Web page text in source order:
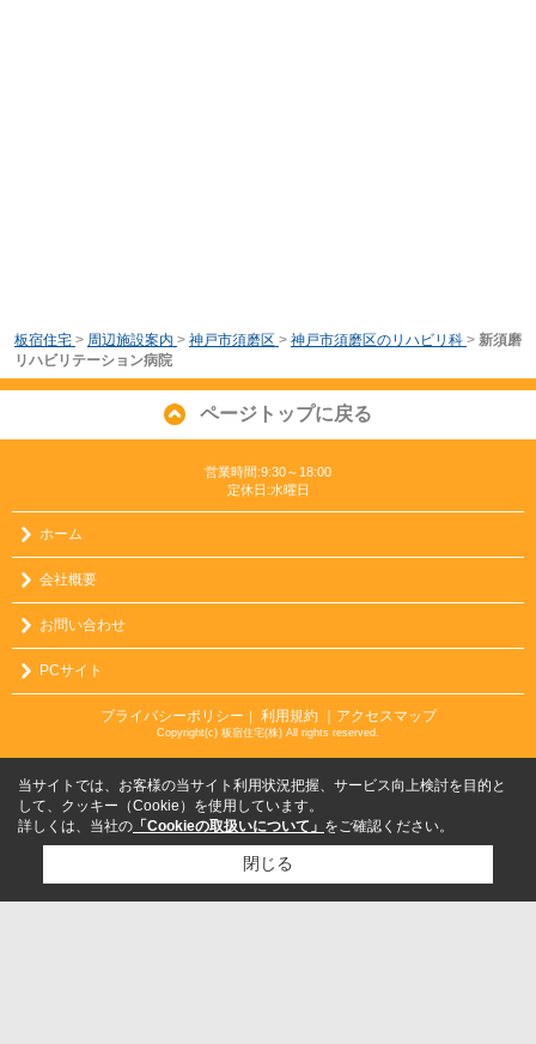
板宿住宅 > 周辺施設案内 > 神戸市須磨区 > 神戸市須磨区のリハビリ科 > 新須磨
リハビリテーション病院
ページトップに戻る
営業時間:9:30～18:00
定休日:水曜日
ホーム
会社概要
お問い合わせ
PCサイト
プライバシーポリシー ｜ 利用規約 ｜アクセスマップ
Copyright(c) 板宿住宅(株) All rights reserved.
当サイトでは、お客様の当サイト利用状況把握、サービス向上検討を目的と
して、クッキー（Cookie）を使用しています。
詳しくは、当社の 「Cookieの取扱いについて」 をご確認ください。
閉じる